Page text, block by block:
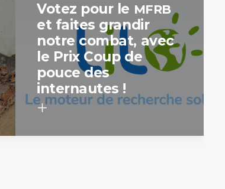
Votez pour le MFRB
et faites grandir
notre combat, avec
le Prix Coup de
pouce des
internautes !